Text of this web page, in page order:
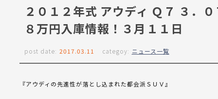
２０１２年式 アウディ Ｑ７ ３．
８万円入庫情報！３月１１日
post date: 2017.03.11 categoy: ニュース一覧
『アウディの先進性が落とし込まれた都会派ＳＵＶ』